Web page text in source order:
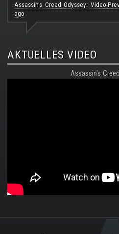
Assassin's Creed Odyssey: Video-
ago
AKTUELLES VIDEO
Assassin's
.